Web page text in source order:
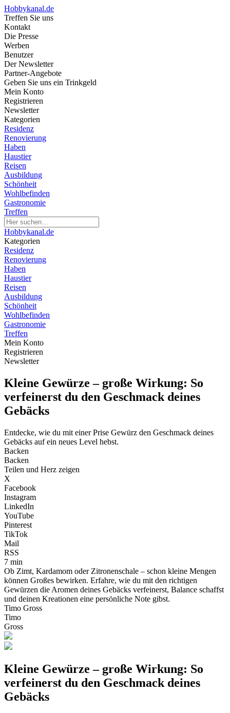
Hobbykanal.de
Treffen Sie uns
Kontakt
Die Presse
Werben
Benutzer
Der Newsletter
Partner-Angebote
Geben Sie uns ein Trinkgeld
Mein Konto
Registrieren
Newsletter
Kategorien
Residenz
Renovierung
Haben
Haustier
Reisen
Ausbildung
Schönheit
Wohlbefinden
Gastronomie
Treffen
Hobbykanal.de
Kategorien
Residenz
Renovierung
Haben
Haustier
Reisen
Ausbildung
Schönheit
Wohlbefinden
Gastronomie
Treffen
Mein Konto
Registrieren
Newsletter
Kleine Gewürze – große Wirkung: So
verfeinerst du den Geschmack deines
Gebäcks
Entdecke, wie du mit einer Prise Gewürz den Geschmack deines
Gebäcks auf ein neues Level hebst.
Backen
Backen
Teilen und Herz zeigen
X
Facebook
Instagram
LinkedIn
YouTube
Pinterest
TikTok
Mail
RSS
7 min
Ob Zimt, Kardamom oder Zitronenschale – schon kleine Mengen
können Großes bewirken. Erfahre, wie du mit den richtigen
Gewürzen die Aromen deines Gebäcks verfeinerst, Balance schaffst
und deinen Kreationen eine persönliche Note gibst.
Timo Gross
Timo
Gross
Kleine Gewürze – große Wirkung: So
verfeinerst du den Geschmack deines
Gebäcks